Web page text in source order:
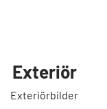
Exteriör
Exteriörbilder